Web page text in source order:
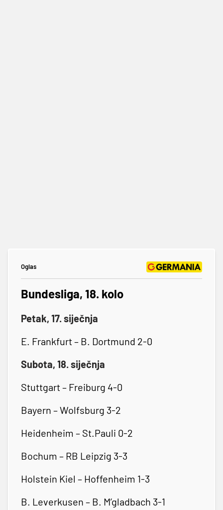
Oglas
Bundesliga, 18. kolo
Petak, 17. siječnja
E. Frankfurt – B. Dortmund 2-0
Subota, 18. siječnja
Stuttgart – Freiburg 4-0
Bayern – Wolfsburg 3-2
Heidenheim – St.Pauli 0-2
Bochum – RB Leipzig 3-3
Holstein Kiel – Hoffenheim 1-3
B. Leverkusen – B. M’gladbach 3-1